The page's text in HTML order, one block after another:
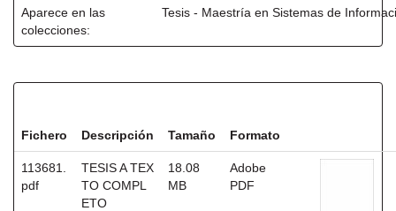
Aparece en las
colecciones:
Tesis - Maestría en Sistemas de
Fichero Descripción Tamaño Formato
113681.
pdf
TESIS A TEX
TO COMPL
ETO
18.08
MB
Adobe
PDF